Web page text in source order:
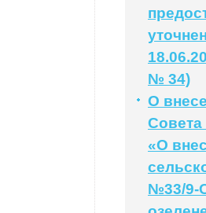
№ 34)
О
Совета
«О
№33/9-